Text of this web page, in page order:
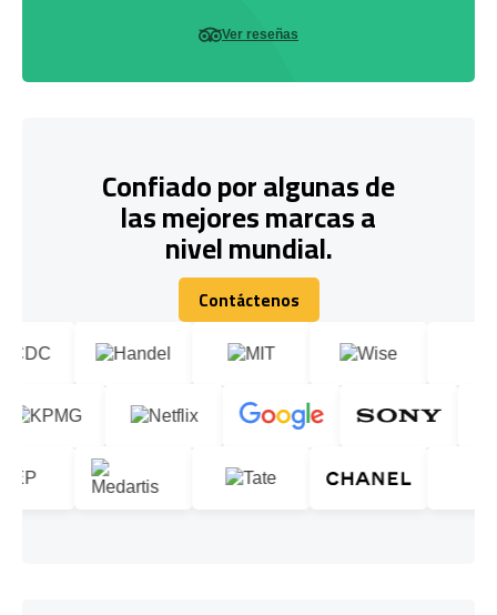
Ver reseñas
Confiado por algunas de
las mejores marcas a
nivel mundial.
Contáctenos
Contáctenos